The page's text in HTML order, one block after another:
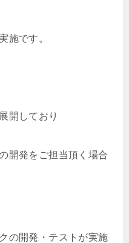
施です。
開しており
開発をご担当頂く場合
の開発・テストが実施